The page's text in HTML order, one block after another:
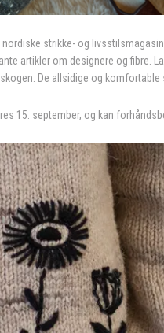
nordiske strikke- og
artikler om designere og fibre.
De allsidige og
15. september, og kan